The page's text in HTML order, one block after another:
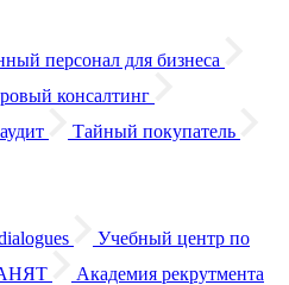
персонал для бизнеса
консалтинг
Тайный покупатель
Учебный центр по
Академия рекрутмента